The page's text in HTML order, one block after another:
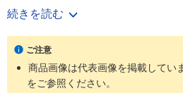
・700mm/s（Φ50、 63（シリンダ径
の高速作動に対応
・耐久性のあるピストンパッキンを採
・センサスイッチの後付けが可能
・高い取付け精度と簡単な取付作業
【用途】
続きを読む
ご注意
商品画像は代表画像を掲載してい
をご参照ください。